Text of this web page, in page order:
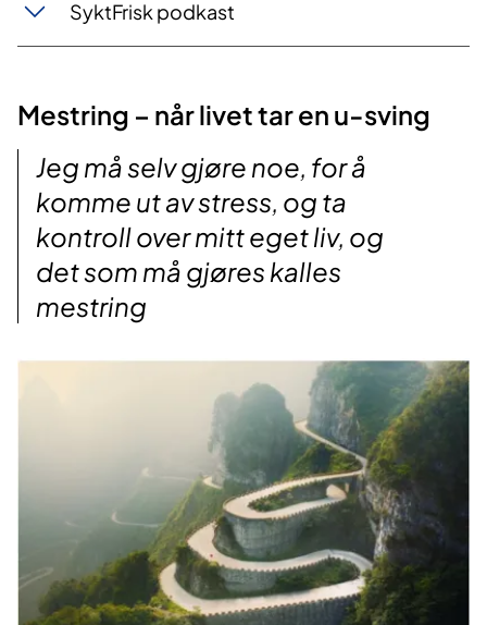
SyktFrisk podkast
Mestring – når livet tar en u-sving
Jeg må selv gjøre noe, for å
komme ut av stress, og ta
kontroll over mitt eget liv, og
det som må gjøres kalles
mestring